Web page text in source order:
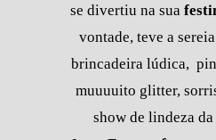
se divertiu na sua
vontade, teve a
brincadeira lúdica,
muuuuito glitter,
show de lindeza